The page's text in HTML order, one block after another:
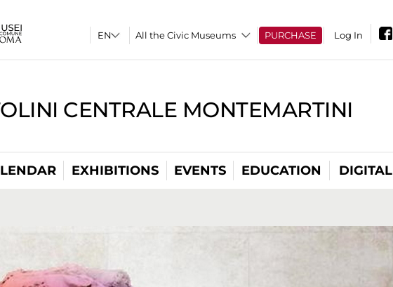
All the Civic Museums PURCHASE Log In
CENTRALE MONTEMARTINI
EXHIBITIONS EVENTS EDUCATION